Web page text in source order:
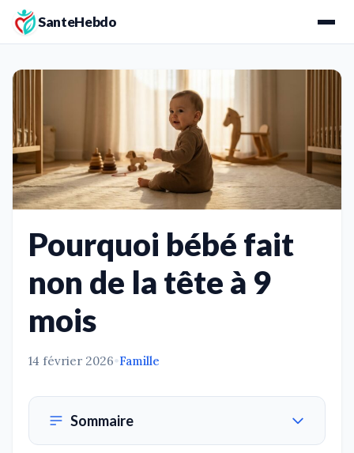
SanteHebdo
Pourquoi bébé fait
non de la tête à 9
mois
14 février 2026•Famille
Sommaire